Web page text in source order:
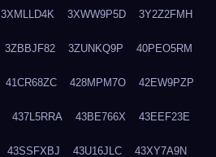
3XMLLD4K 3XWW9P5D 3Y2Z2FMH
3ZBBJF82 3ZUNKQ9P 40PEO5RM
41CR68ZC 428MPM7O 42EW9PZP
437L5RRA 43BE766X 43EEF23E
43SSFXBJ 43U16JLC 43XY7A9N